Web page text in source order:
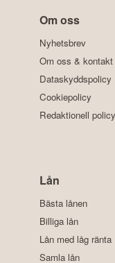
Om oss
Nyhetsbrev
Om oss & kontakt
Dataskyddspolicy
Cookiepolicy
Redaktionell policy
Lån
Bästa lånen
Billiga lån
Lån med låg ränta
Samla lån